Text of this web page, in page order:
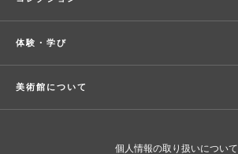
体験・学び
美術館について
個人情報の取り扱いについて